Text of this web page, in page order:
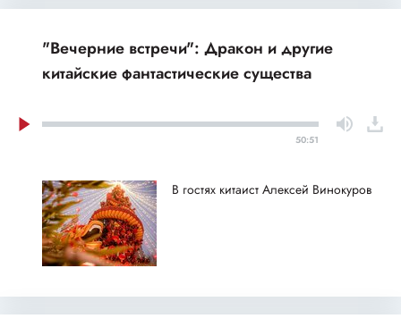
"Вечерние встречи": Дракон и другие
китайские фантастические существа
50:51
В гостях китаист Алексей Винокуров